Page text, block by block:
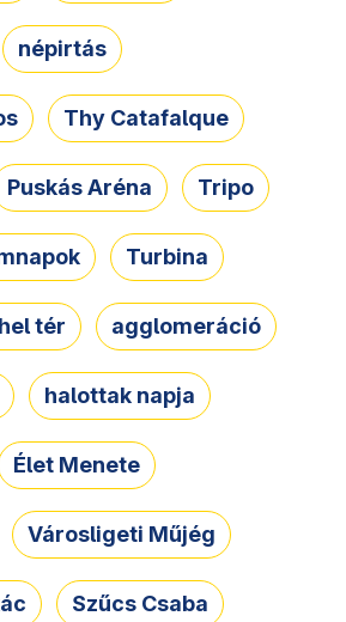
népirtás
Thy Catafalque
Puskás Aréna Tripo
Turbina
tér agglomeráció
halottak napja
Élet Menete
Városligeti Műjég
Szűcs Csaba